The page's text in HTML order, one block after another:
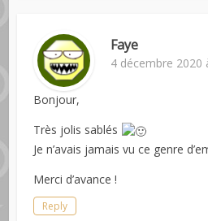
Faye
4 décembre 2020
Bonjour,
Très jolis sablés
Je n’avais jamais vu ce genre
Merci d’avance !
Reply